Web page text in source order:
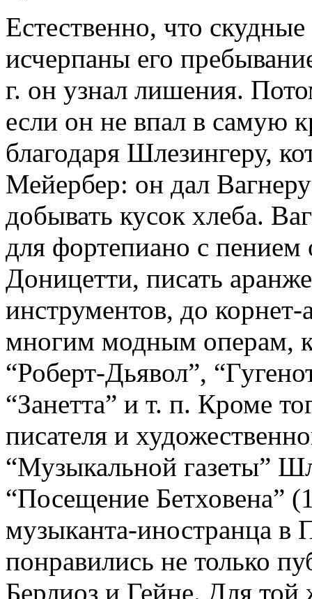
Естественно, что
исчерпаны его
г. он узнал лишения.
если он не впал в самую
благодаря Шлезингеру,
Мейербер: он дал
добывать кусок хлеба.
для фортепиано с
Доницетти, писать
инструментов, до
многим модным операм,
“Роберт-Дьявол”,
“Занетта” и т. п. Кроме
писателя и
“Музыкальной газеты”
“Посещение Бетховена”
музыканта-иностранца в
понравились не только
Берлиоз и Гейне. Для той